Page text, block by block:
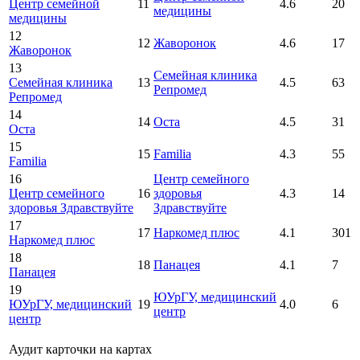
Центр семейной
медицины
11
медицины
4.6 20
12
Жаворонок
12 Жаворонок 4.6
17
13
Семейная клиника
Репромед
13
Семейная клиника
Репромед
4.5 63
14
Оста
14 Оста 4.5
31
15
Familia
15 Familia 4.3
55
16
Центр семейного
здоровья Здравствуйте
16
Центр семейного
здоровья
Здравствуйте
4.3 14
17
Наркомед плюс
17 Наркомед плюс 4.1
301
18
Панацея
18 Панацея 4.1
7
19
ЮУрГУ, медицинский
центр
19
ЮУрГУ, медицинский
центр
4.0 6
Аудит карточки на картах